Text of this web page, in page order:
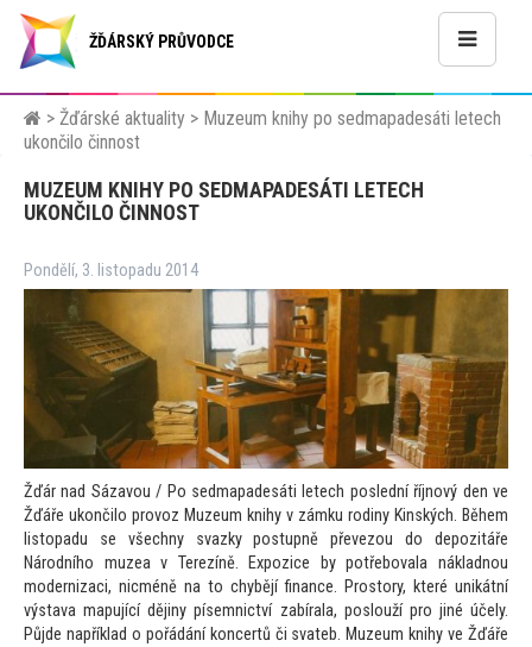
ŽĎÁRSKÝ PRŮVODCE
> Žďárské aktuality > Muzeum knihy po sedmapadesáti letech
ukončilo činnost
MUZEUM KNIHY PO SEDMAPADESÁTI LETECH
UKONČILO ČINNOST
Pondělí, 3. listopadu 2014
Žďár nad Sázavou / Po sedmapadesáti letech poslední říjnový den ve
Žďáře ukončilo provoz Muzeum knihy v zámku rodiny Kinských. Během
listopadu se všechny svazky postupně převezou do depozitáře
Národního muzea v Terezíně. Expozice by potřebovala nákladnou
modernizaci, nicméně na to chybějí finance. Prostory, které unikátní
výstava mapující dějiny písemnictví zabírala, poslouží pro jiné účely.
Půjde například o pořádání koncertů či svateb. Muzeum knihy ve Žďáře